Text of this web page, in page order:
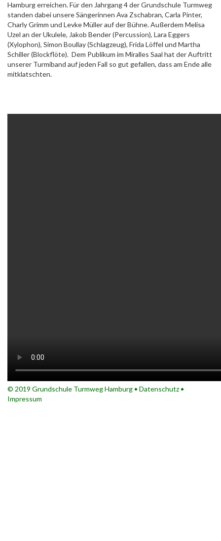
Hamburg erreichen. Für den Jahrgang 4 der Grundschule Turmweg
standen dabei unsere Sängerinnen Ava Zschabran, Carla Pinter,
Charly Grimm und Levke Müller auf der Bühne. Außerdem Melisa
Uzel an der Ukulele, Jakob Bender (Percussion), Lara Eggers
(Xylophon), Simon Boullay (Schlagzeug), Frida Löffel und Martha
Schiller (Blockflöte). Dem Publikum im Miralles Saal hat der Auftritt
unserer Turmiband auf jeden Fall so gut gefallen, dass am Ende alle
mitklatschten.
© 2019 Grundschule Turmweg Hamburg • Datenschutz •
Impressum